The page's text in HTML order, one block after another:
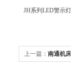
JH系列LED警示
上一篇： 南通机